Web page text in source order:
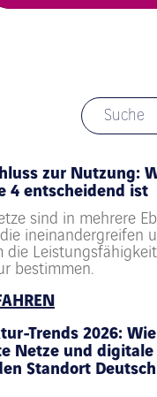
zur Nutzung:
4 entscheidend ist
sind in mehrere
ineinandergreifen
die
bestimmen.
Trends 2026: Wie
Netze und digitale
Standort